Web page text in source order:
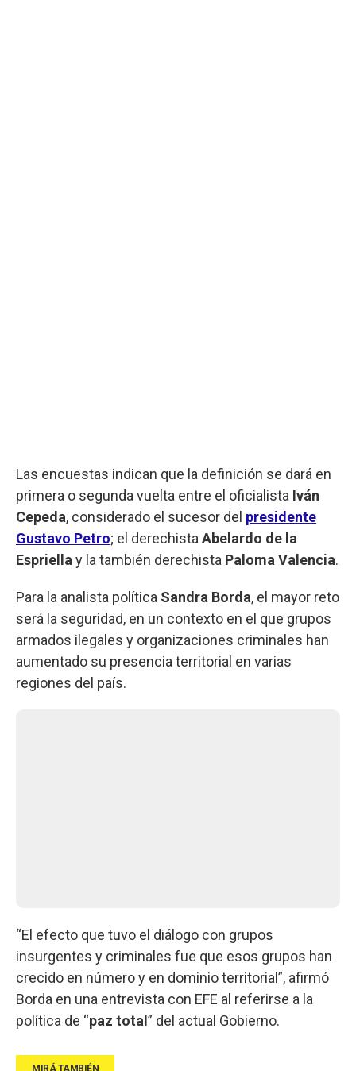
Las encuestas indican que la definición se dará en
primera o segunda vuelta entre el oficialista Iván
Cepeda, considerado el sucesor del presidente
Gustavo Petro; el derechista Abelardo de la
Espriella y la también derechista Paloma Valencia.
Para la analista política Sandra Borda, el mayor reto
será la seguridad, en un contexto en el que grupos
armados ilegales y organizaciones criminales han
aumentado su presencia territorial en varias
regiones del país.
“El efecto que tuvo el diálogo con grupos
insurgentes y criminales fue que esos grupos han
crecido en número y en dominio territorial”, afirmó
Borda en una entrevista con EFE al referirse a la
política de “paz total ” del actual Gobierno.